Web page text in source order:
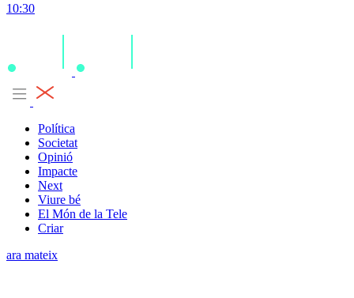
10:30
Política
Societat
Opinió
Impacte
Next
Viure bé
El Món de la Tele
Criar
ara mateix